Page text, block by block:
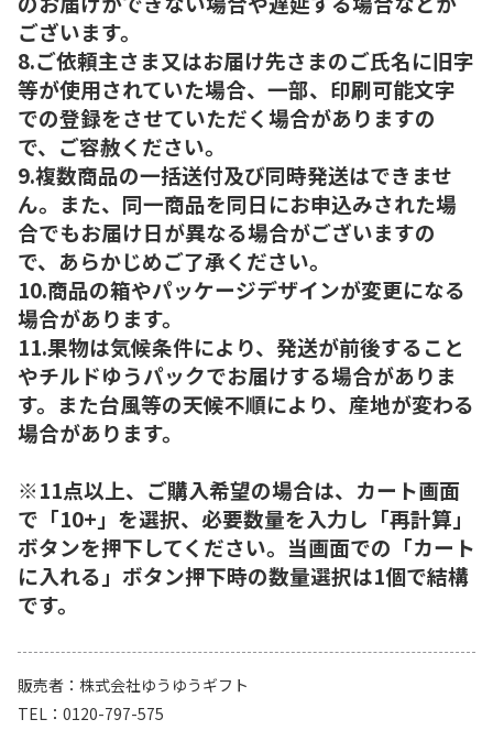
ございます。
8.ご依頼主さま又はお届け先さまのご氏名に旧字
等が使用されていた場合、一部、印刷可能文字
での登録をさせていただく場合がありますの
で、ご容赦ください。
9.複数商品の一括送付及び同時発送はできませ
ん。また、同一商品を同日にお申込みされた場
合でもお届け日が異なる場合がございますの
で、あらかじめご了承ください。
10.商品の箱やパッケージデザインが変更になる
場合があります。
11.果物は気候条件により、発送が前後すること
やチルドゆうパックでお届けする場合がありま
す。また台風等の天候不順により、産地が変わる
場合があります。
※11点以上、ご購入希望の場合は、カート画面
で「10+」を選択、必要数量を入力し「再計算」
ボタンを押下してください。当画面での「カート
に入れる」ボタン押下時の数量選択は1個で結構
です。
販売者
株式会社ゆうゆうギフト
TEL
0120-797-575